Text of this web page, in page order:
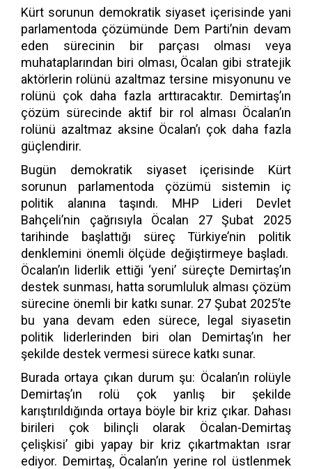
Kürt sorunun demokratik siyaset içerisinde yani
parlamentoda çözümünde Dem Parti’nin devam
eden sürecinin bir parçası olması veya
muhataplarından biri olması, Öcalan gibi stratejik
aktörlerin rolünü azaltmaz tersine misyonunu ve
rolünü çok daha fazla arttıracaktır. Demirtaş’ın
çözüm sürecinde aktif bir rol alması Öcalan’ın
rolünü azaltmaz aksine Öcalan’ı çok daha fazla
güçlendirir.
Bugün demokratik siyaset içerisinde Kürt
sorunun parlamentoda çözümü sistemin iç
politik alanına taşındı. MHP Lideri Devlet
Bahçeli’nin çağrısıyla Öcalan 27 Şubat 2025
tarihinde başlattığı süreç Türkiye’nin politik
denklemini önemli ölçüde değiştirmeye başladı.
Öcalan’ın liderlik ettiği ‘yeni’ süreçte Demirtaş’ın
destek sunması, hatta sorumluluk alması çözüm
sürecine önemli bir katkı sunar. 27 Şubat 2025’te
bu yana devam eden sürece, legal siyasetin
politik liderlerinden biri olan Demirtaş’ın her
şekilde destek vermesi sürece katkı sunar.
Burada ortaya çıkan durum şu: Öcalan’ın rolüyle
Demirtaş’ın rolü çok yanlış bir şekilde
karıştırıldığında ortaya böyle bir kriz çıkar. Dahası
birileri çok bilinçli olarak Öcalan-Demirtaş
çelişkisi’ gibi yapay bir kriz çıkartmaktan ısrar
ediyor. Demirtaş, Öcalan’ın yerine rol üstlenmek